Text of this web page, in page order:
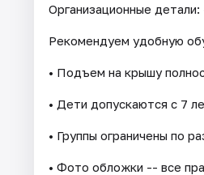
Организационные
Рекомендуем удобную
• Подъем на крышу
• Дети допускаются с 7
• Группы ограничены по
• Фото обложки -- все